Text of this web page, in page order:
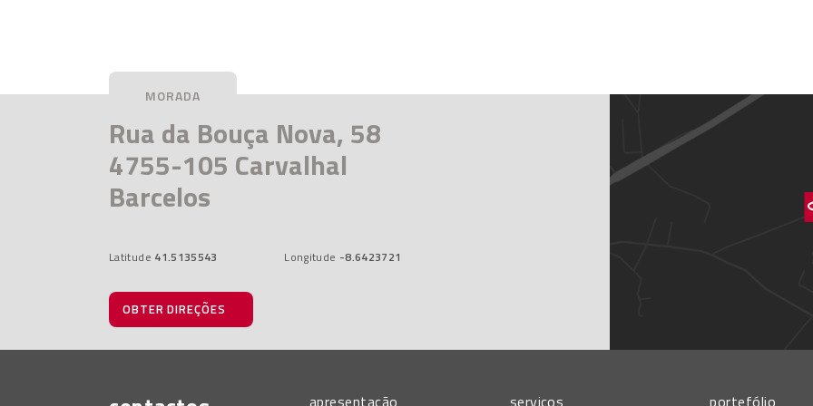
Rua da Bouça Nova, 58
4755-105 Carvalhal
Barcelos
Latitude 41.5135543 Longitude -8.6423721
OBTER DIREÇÕES